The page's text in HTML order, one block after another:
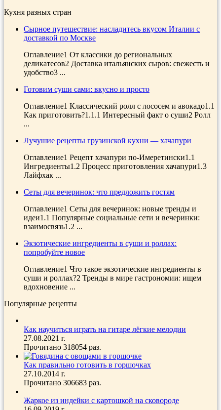
Кухня разных стран
Сырное путешествие: насладитесь вкусом Италии с
доставкой по Москве
Оглавление1 От классики до региональных
деликатесов2 Доставка итальянских сыров: свежесть и
удобство3 ...
Готовим суши сами: вкусно и просто
Оглавление1 Классический ролл с лососем и авокадо1.1
Как приготовить?1.1.1 Интересный факт о суши2 Ролл
...
Лучушие рецепты грузинской кухни — хачапури
Оглавление1 Рецепт хачапури по-Имеретински1.1
Ингредиенты1.2 Процесс приготовления хачапури1.3
Лайфхак ...
Сеты для вечеринок: что предложить гостям
Оглавление1 Сеты для вечеринок: новые тренды и
идеи1.1 Популярные социальные сети и вечеринки:
взаимосвязь1.2 ...
Экзотические ингредиенты в суши и роллах:
попробуйте новое
Оглавление1 Что такое экзотические ингредиенты в
суши и роллах?2 Тренды в мире гастрономии: ищем
вдохновение ...
Популярные рецепты
Как научиться играть на гитаре лёгкие мелодии
27.08.2021 г.
Прочитано 318054 раз.
Как правильно готовить в горшочках
27.10.2014 г.
Прочитано 306683 раз.
Жаркое из индейки с картошкой на сковороде